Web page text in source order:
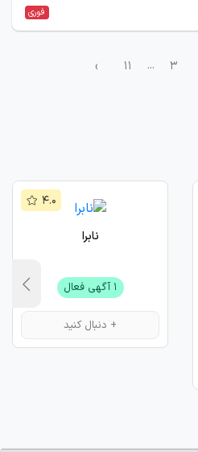
فوری
۳ ... ۱۱ ›
نابرا
۱ آگهی فعال
۴.۰
+ دنبال کنید